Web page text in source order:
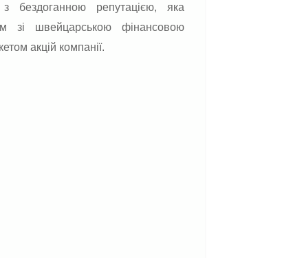
репутацією, яка
зі швейцарською фінансовою
акцій компанії.